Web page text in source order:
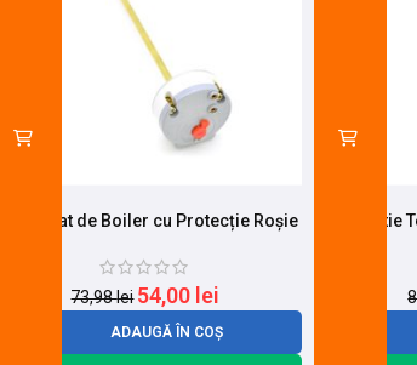
Termostat de Boiler cu Protecție Roșie
73,98lei 54,00 lei
ADAUGĂ ÎN COȘ
Protectie